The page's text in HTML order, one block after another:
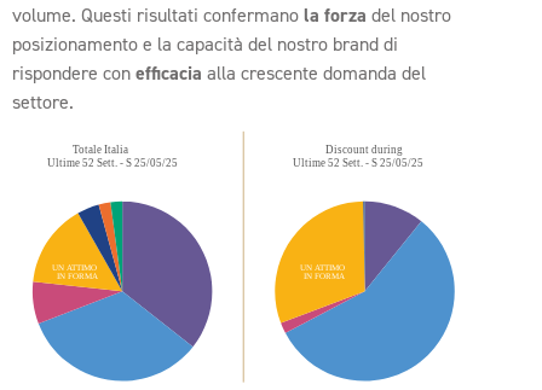
volume. Questi risultati confermanola forza del nostro
posizionamento e la capacità del nostro brand di
rispondere conefficacia alla crescente domanda del
settore.